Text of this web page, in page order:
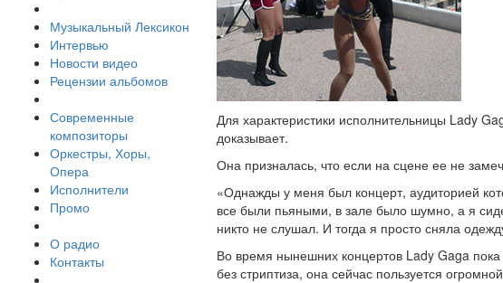
Музыкальный Лексикон
Интервью
Новости видео
Рецензии альбомов
Современные
композиторы
Оркестры, Хоры,
Опера
Исполнители
Промо
О радио
Контакты
Для характеристики исполнительницы Lady
доказывает.
Она призналась, что если на сцене ее не
«Однажды у меня был концерт, аудиторией
все были пьяными, в зале было шумно, а я
никто не слушал. И тогда я просто сняла
Во время нынешних концертов Lady Gaga
без стриптиза, она сейчас пользуется